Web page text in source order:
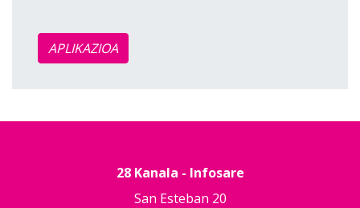
APLIKAZIOA
28 Kanala - Infosare
San Esteban 20